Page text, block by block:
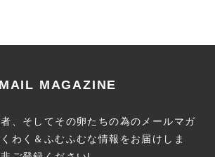
MAIL MAGAZINE
、そしてその卵たちの為のメールマガ
わく＆ふむふむな情報をお届けしま